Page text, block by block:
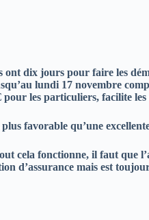
ont dix jours pour faire les
lundi 17 novembre
pour les particuliers, facilite
favorable qu’une
cela fonctionne, il faut que
d’assurance mais est